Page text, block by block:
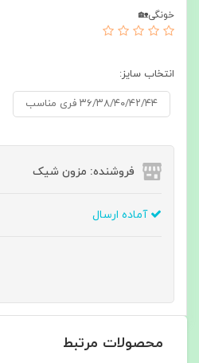
خونگی🏡
انتخاب سایز:
۳۶/۳۸/۴۰/۴۲/۴۴ فری مناسب
فروشنده: مزون شیک
آماده ارسال
محصولات مرتبط